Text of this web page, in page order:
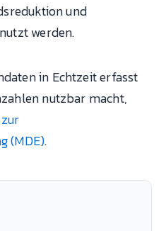
und
werden.
in Echtzeit erfasst
nutzbar macht,
(MDE).